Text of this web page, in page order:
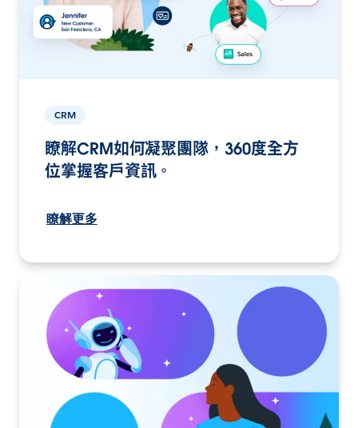
CRM
瞭解CRM如何凝聚團隊，360度全方
位掌握客戶資訊。
瞭解更多